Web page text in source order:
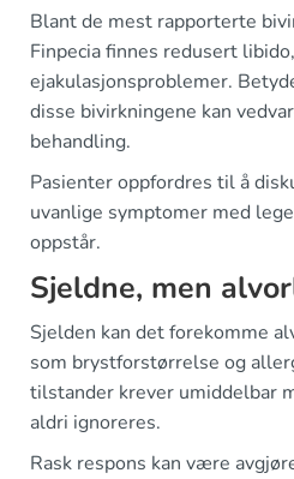
Blant de mest rapporterte
Finpecia finnes redusert
ejakulasjonsproblemer.
disse bivirkningene kan
behandling.
Pasienter oppfordres til å
uvanlige symptomer med
oppstår.
Sjeldne, men
Sjelden kan det forekomme
som brystforstørrelse og
tilstander krever umiddelbar
aldri ignoreres.
Rask respons kan være